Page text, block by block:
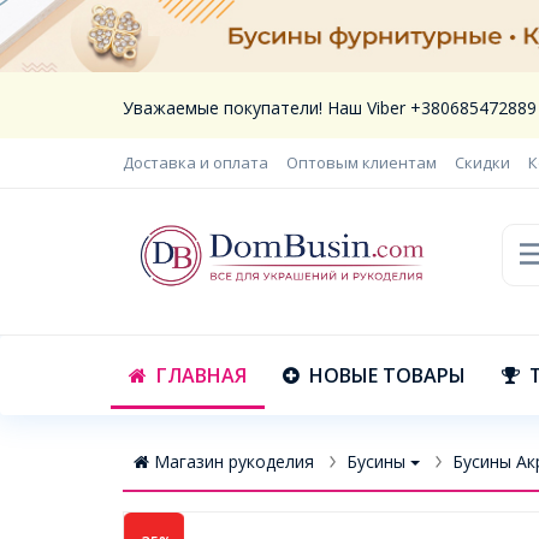
Уважаемые покупатели! Наш Viber
Доставка и оплата Оптовым клиентам Скидки
ГЛАВНАЯ НОВЫЕ ТОВАРЫ
Магазин рукоделия Бусины Бусины